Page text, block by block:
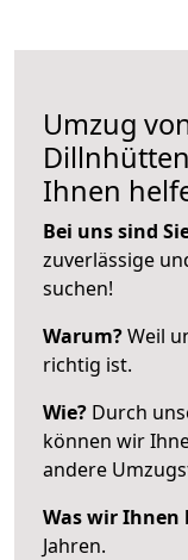
Umzug
Ihnen
Bei uns sind
zuverlässige
suchen!
Warum?Weil
richtig ist.
Wie? Durch
können wir
andere
Was wir Ihnen
Jahren.